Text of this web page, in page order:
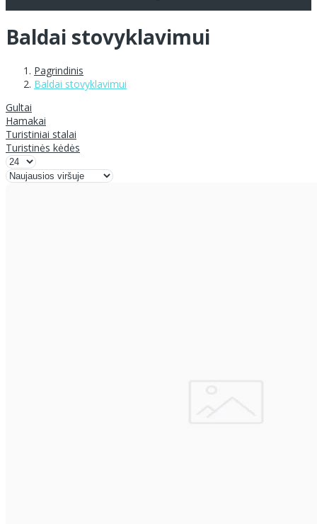
Baldai stovyklavimui
Pagrindinis
Baldai stovyklavimui
Gultai
Hamakai
Turistiniai stalai
Turistinės kėdės